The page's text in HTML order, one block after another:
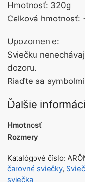
Hmotnosť: 320g
Celková hmotnosť:
Upozornenie:
Sviečku
dozoru.
Riaďte sa
Ďalšie
Hmotnosť
Rozmery
Katalógové číslo:
čarovné sviečky,
sviečka